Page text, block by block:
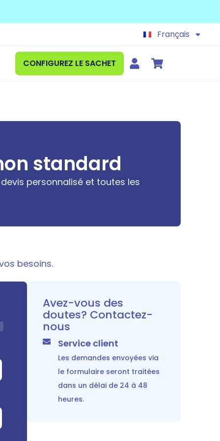
Français
Deutsch
CONFIGUREZ LE SACHET
standard
personnalisé et toutes les
besoins.
Votre demande
Sélectionnez un marché
Avez-vous des
doutes? Contactez-
nous
Service client
Les demandes envoyées via
le formulaire seront traitées
dans un délai de 24 à 48
heures.